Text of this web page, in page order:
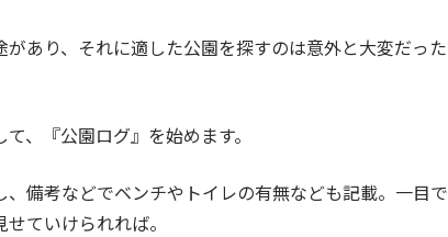
あり、それに適した公園を探すのは意外と大変だった
、『公園ログ』を始めます。
備考などでベンチやトイレの有無なども記載。一目で
ていけられれば。